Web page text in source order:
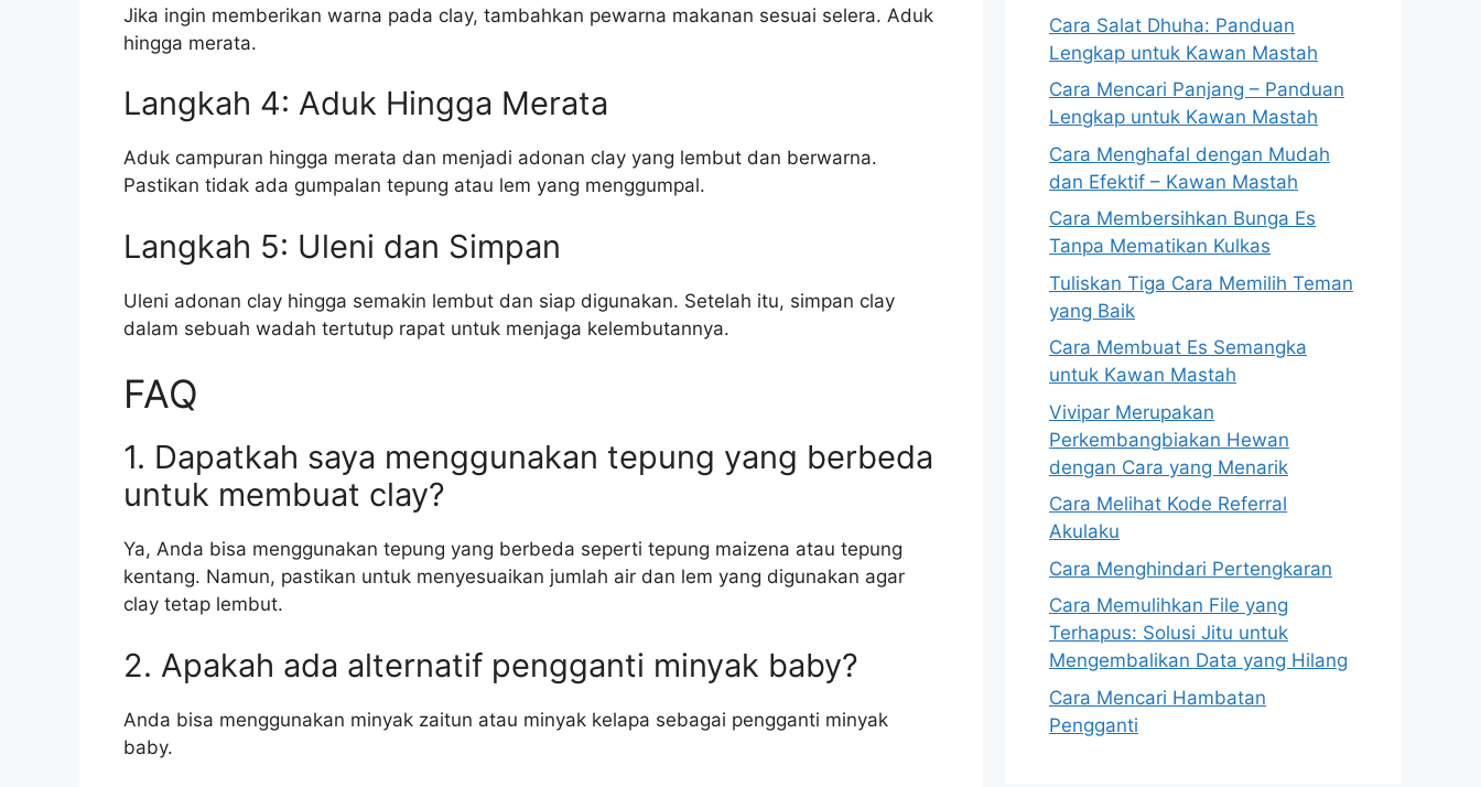
Jika ingin memberikan warna pada clay, tambahkan pewarna makanan sesuai selera. Aduk
hingga merata.
Langkah 4: Aduk Hingga Merata
Aduk campuran hingga merata dan menjadi adonan clay yang lembut dan berwarna.
Pastikan tidak ada gumpalan tepung atau lem yang menggumpal.
Langkah 5: Uleni dan Simpan
Uleni adonan clay hingga semakin lembut dan siap digunakan. Setelah itu, simpan clay
dalam sebuah wadah tertutup rapat untuk menjaga kelembutannya.
FAQ
1. Dapatkah saya menggunakan tepung yang berbeda
untuk membuat clay?
Ya, Anda bisa menggunakan tepung yang berbeda seperti tepung maizena atau tepung
kentang. Namun, pastikan untuk menyesuaikan jumlah air dan lem yang digunakan agar
clay tetap lembut.
2. Apakah ada alternatif pengganti minyak baby?
Anda bisa menggunakan minyak zaitun atau minyak kelapa sebagai pengganti minyak
baby.
Cara Salat Dhuha: Panduan
Lengkap untuk Kawan Mastah
Cara Mencari Panjang – Panduan
Lengkap untuk Kawan Mastah
Cara Menghafal dengan Mudah
dan Efektif – Kawan Mastah
Cara Membersihkan Bunga Es
Tanpa Mematikan Kulkas
Tuliskan Tiga Cara Memilih Teman
yang Baik
Cara Membuat Es Semangka
untuk Kawan Mastah
Vivipar Merupakan
Perkembangbiakan Hewan
dengan Cara yang Menarik
Cara Melihat Kode Referral
Akulaku
Cara Menghindari Pertengkaran
Cara Memulihkan File yang
Terhapus: Solusi Jitu untuk
Mengembalikan Data yang Hilang
Cara Mencari Hambatan
Pengganti